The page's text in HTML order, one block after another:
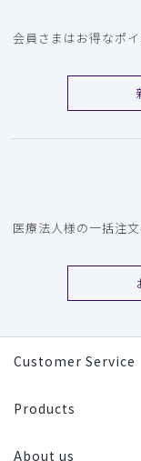
会員さまはお得なポ
医療法人様の一括注
Customer Service
Products
About us